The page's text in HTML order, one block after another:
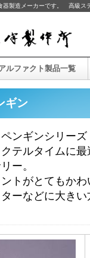
製造メーカーです。 高級ス
ギン
ンギンシリーズ
テルタイムに
ー。
トがとてもか
ーなどに大き
ルファクト製品一覧